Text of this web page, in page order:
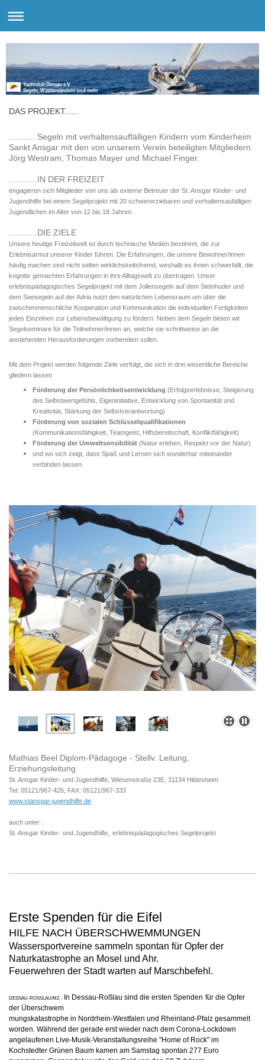
Yachtclub Dessau e.V.
Segeln, Wasserwandern und mehr
DAS PROJEKT......
........... Segeln mit verhaltensauffälligen Kindern vom Kinderheim
Sankt Ansgar mit den von unserem Verein beteiligten Mitgliedern
Jörg Westram, Thomas Mayer und Michael Finger.
............IN DER FREIZEIT
engagieren sich Mitglieder von uns als externe Betreuer der St. Ansgar Kinder- und
Jugendhilfe bei einem Segelprojekt mit 20 schwererziebaren und verhaltensaufälligen
Jugendlichen im Alter von 12 bis 18 Jahren.
............DIE ZIELE
Unsere heutige Freizeitwelt ist durch technische Medien bestimmt, die zur
Erlebnisarmut unserer Kinder führen. Die Erfahrungen, die unsere Bewohner/innen
häufig machen sind nicht selten wirklichskeitsfremd, weshalb es ihnen schwerfällt, die
kognitiv gemachten Erfahrungen in ihre Alltagswelt zu übertragen. Unser
erlebnispädagogisches Segelprojekt mit dem Jollensegeln auf dem Steinhuder und
dem Seesegeln auf der Adria nutzt den natürlichen Lebensraum um über die
zwischenmenschliche Kooperation und Kommunikation die individuellen Fertigkeiten
jedes Einzelnen zur Lebensbewältigung zu fördern. Neben dem Segeln bieten wir
Segelseminare für die Teilnehmer/innen an, welche sie schrittweise an die
anstehenden Herausforderungen vorbereiten sollen.
Mit dem Projekt werden folgende Ziele verfolgt, die sich in drei wesentliche Bereiche
gliedern lassen
Förderung der Persönlichkeitsentwicklung (Erfolgserlebnisse, Steigerung
des Selbstwertgefühls, Eigeninitiative, Entwicklung von Spontanität und
Kreativität, Stärkung der Selbstverantwortung)
Förderung von sozialen Schlüsselqualifikationen
(Kommunikationsfähigkeit, Teamgeist, Hilfsbereitschaft, Konfliktfähigkeit)
Förderung der Umweltsensibilität (Natur erleben, Respekt vor der Natur)
und wo sich zeigt, dass Spaß und Lernen sich wunderbar miteinander
verbinden lassen.
Mathias Beel Diplom-Pädagoge - Stellv. Leitung,
Erziehungsleitung
St. Ansgar Kinder- und Jugendhilfe, Wiesenstraße 23E, 31134 Hildesheim
Tel: 05121/967-426, FAX: 05121/967-333
www.stansgar-jugendhilfe.de
auch unter :
St. Ansgar Kinder- und Jugendhilfe, erlebnispädagogisches Segelprojekt
Erste Spenden für die Eifel
HILFE NACH ÜBERSCHWEMMUNGEN
Wassersportvereine sammeln spontan für Opfer der
Naturkatastrophe an Mosel und Ahr.
Feuerwehren der Stadt warten auf Marschbefehl.
DESSAU-ROSSLAU/MZ - In Dessau-Roßlau sind die ersten Spenden für die Opfer
der Überschwem
mungskatastrophe in Nordrhein-Westfalen und Rheinland-Pfalz gesammelt
worden. Während der gerade erst wieder nach dem Corona-Lockdown
angelaufenen Live-Musik-Veranstaltungsreihe "Home of Rock" im
Kochstedter Grünen Baum kamen am Samstag spontan 277 Euro